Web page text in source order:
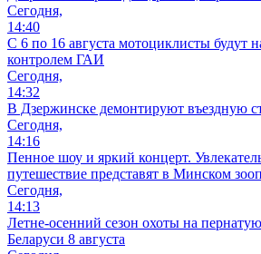
Сегодня,
14:40
С 6 по 16 августа мотоциклисты будут
контролем ГАИ
Сегодня,
14:32
В Дзержинске демонтируют въездную
Сегодня,
14:16
Пенное шоу и яркий концерт.
путешествие представят в Минском
Сегодня,
14:13
Летне-осенний сезон охоты на
Беларуси 8 августа